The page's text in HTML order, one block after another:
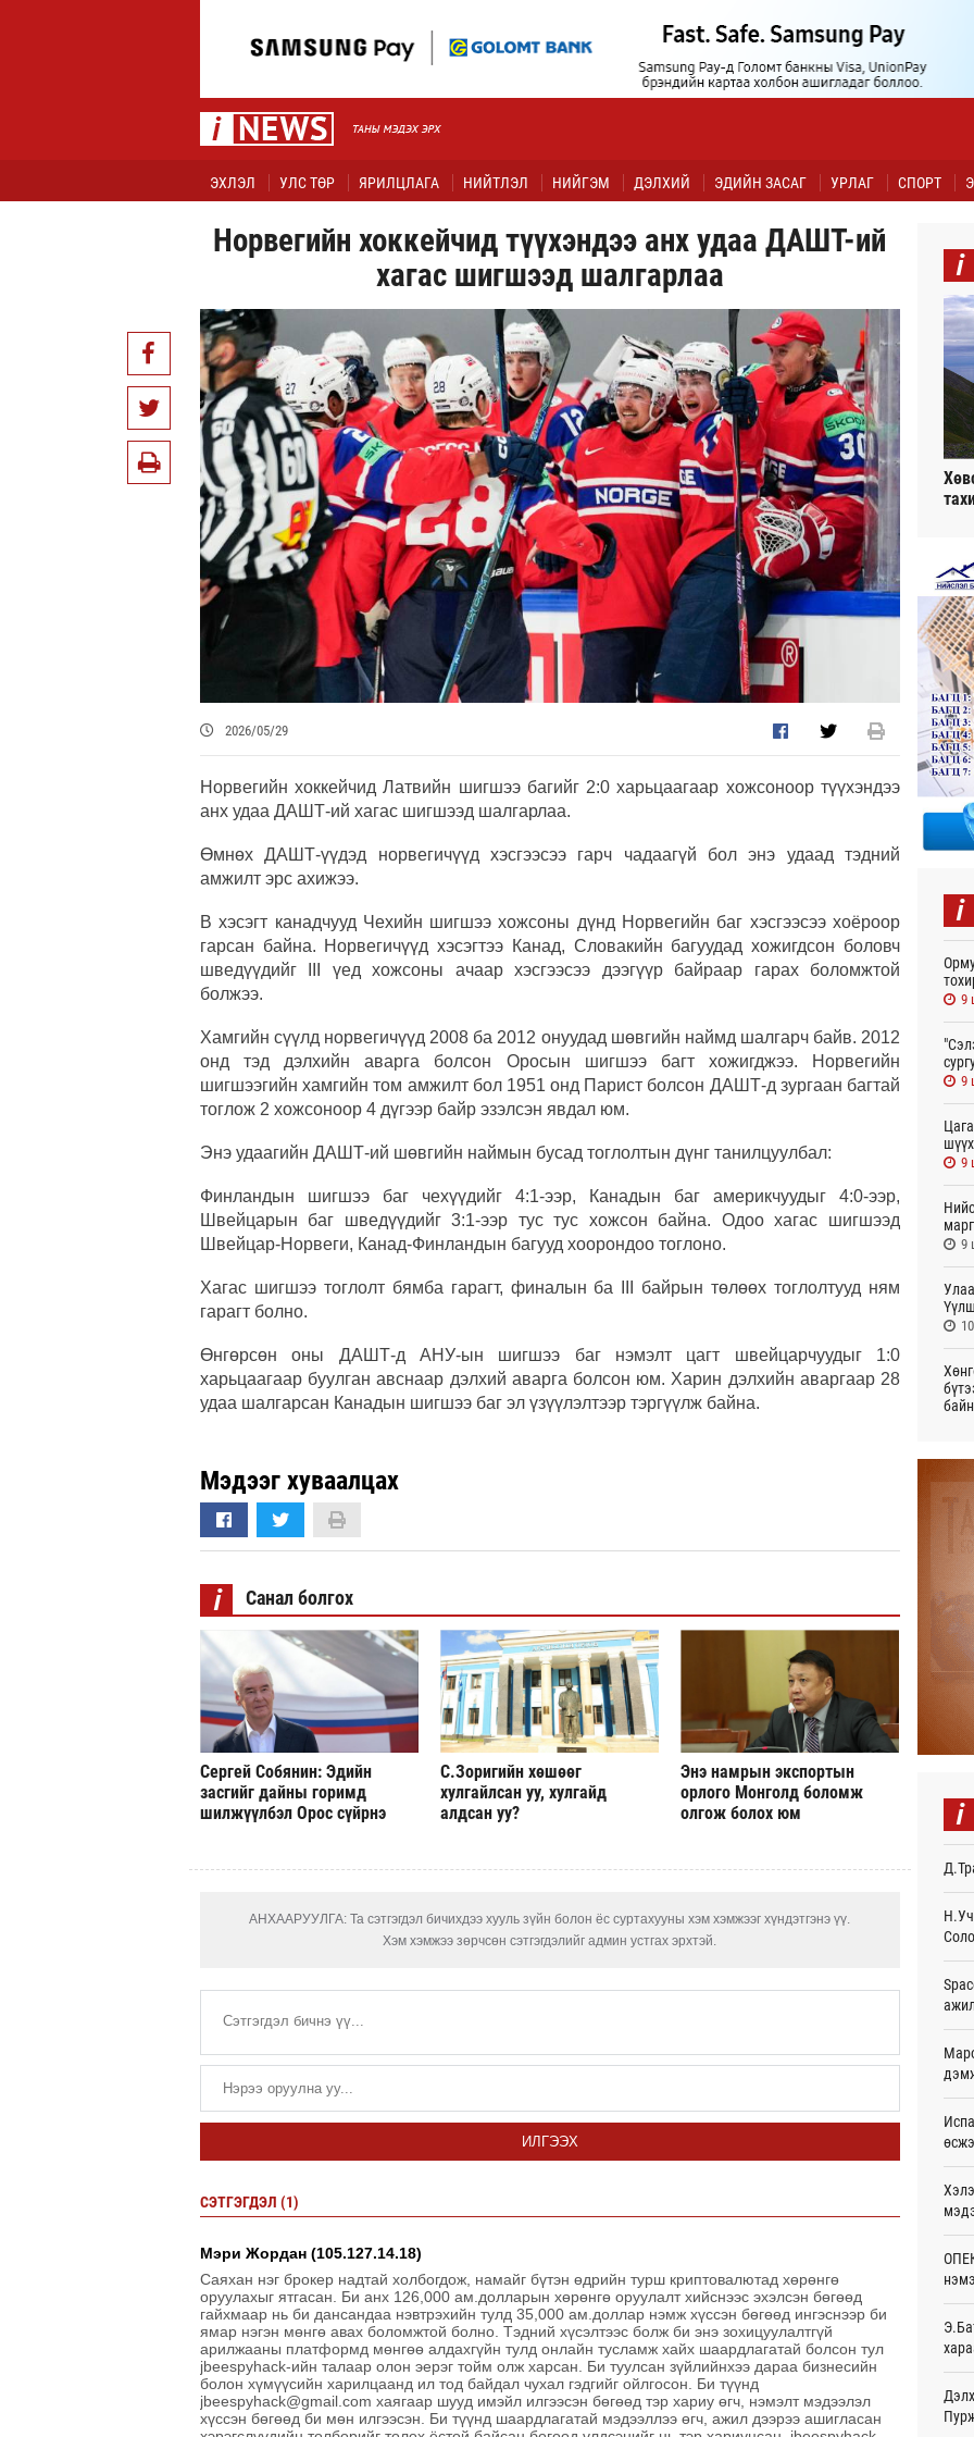
ЭХЛЭЛ УЛС ТӨР ЯРИЛЦЛАГА НИЙТЛЭЛ НИЙГЭМ ДЭЛХИЙ ЭДИЙН ЗАСАГ УРЛАГ СПОРТ
Норвегийн хоккейчид түүхэндээ анх удаа ДАШТ-ий
хагас шигшээд шалгарлаа
2026/05/29
Норвегийн хоккейчид Латвийн шигшээ багийг 2:0 харьцаагаар хожсоноор түүхэндээ
анх удаа ДАШТ-ий хагас шигшээд шалгарлаа.
Өмнөх ДАШТ-үүдэд норвегичүүд хэсгээсээ гарч чадаагүй бол энэ удаад тэдний
амжилт эрс ахижээ.
В хэсэгт канадчууд Чехийн шигшээ хожсоны дүнд Норвегийн баг хэсгээсээ хоёроор
гарсан байна. Норвегичүүд хэсэгтээ Канад, Словакийн багуудад хожигдсон боловч
шведүүдийг III үед хожсоны ачаар хэсгээсээ дээгүүр байраар гарах боломжтой
болжээ.
Хамгийн сүүлд норвегичүүд 2008 ба 2012 онуудад шөвгийн наймд шалгарч байв. 2012
онд тэд дэлхийн аварга болсон Оросын шигшээ багт хожигджээ. Норвегийн
шигшээгийн хамгийн том амжилт бол 1951 онд Парист болсон ДАШТ-д зургаан багтай
тоглож 2 хожсоноор 4 дүгээр байр эзэлсэн явдал юм.
Энэ удаагийн ДАШТ-ий шөвгийн наймын бусад тоглолтын дүнг танилцуулбал:
Финландын шигшээ баг чехүүдийг 4:1-ээр, Канадын баг америкчуудыг 4:0-ээр,
Швейцарын баг шведүүдийг 3:1-ээр тус тус хожсон байна. Одоо хагас шигшээд
Швейцар-Норвеги, Канад-Финландын багууд хоорондоо тоглоно.
Хагас шигшээ тоглолт бямба гарагт, финалын ба III байрын төлөөх тоглолтууд ням
гарагт болно.
Өнгөрсөн оны ДАШТ-д АНУ-ын шигшээ баг нэмэлт цагт швейцарчуудыг 1:0
харьцаагаар буулган авснаар дэлхий аварга болсон юм. Харин дэлхийн аваргаар 28
удаа шалгарсан Канадын шигшээ баг эл үзүүлэлтээр тэргүүлж байна.
Мэдээг хуваалцах
i Санал болгох
Сергей Собянин: Эдийн
засгийг дайны горимд
шилжүүлбэл Орос сүйрнэ
С.Зоригийн хөшөөг
хулгайлсан уу, хулгайд
алдсан уу?
Энэ намрын экспортын
орлого Монголд боломж
олгож болох юм
АНХААРУУЛГА: Та сэтгэгдэл бичихдээ хууль зүйн болон ёс суртахууны хэм хэмжээг хүндэтгэнэ үү.
Хэм хэмжээ зөрчсөн сэтгэгдэлийг админ устгах эрхтэй.
ИЛГЭЭХ
СЭТГЭГДЭЛ (1)
Мэри Жордан (105.127.14.18)
Саяхан нэг брокер надтай холбогдож, намайг бүтэн өдрийн турш криптовалютад хөрөнгө
оруулахыг ятгасан. Би анх 126,000 ам.долларын хөрөнгө оруулалт хийснээс эхэлсэн бөгөөд
гайхмаар нь би дансандаа нэвтрэхийн тулд 35,000 ам.доллар нэмж хүссэн бөгөөд ингэснээр би
ямар нэгэн мөнгө авах боломжтой болно. Тэдний хүсэлтээс болж би энэ зохицуулалтгүй
арилжааны платформд мөнгөө алдахгүйн тулд онлайн тусламж хайх шаардлагатай болсон тул
jbeespyhack-ийн талаар олон эерэг тойм олж харсан. Би туулсан зүйлийнхээ дараа бизнесийн
болон хүмүүсийн харилцаанд ил тод байдал чухал гэдгийг ойлгосон. Би түүнд
jbeespyhack@gmail.com хаягаар шууд имэйл илгээсэн бөгөөд тэр хариу өгч, нэмэлт мэдээлэл
хүссэн бөгөөд би мөн илгээсэн. Би түүнд шаардлагатай мэдээллээ өгч, ажил дээрээ ашигласан
i
i
9
9
9
9
авна
i